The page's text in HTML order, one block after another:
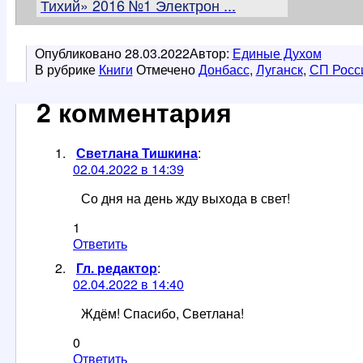
Тихий» 2016 №1 Электрон ...
Опубликовано28.03.2022Автор: Единые Духом
В рубрике Книги ОтмеченоДонбасс, Луганск, СП
2 комментария
Светлана Тишкина:
02.04.2022 в 14:39
Со дня на день жду выхода в свет!
1
Ответить
Гл. редактор:
02.04.2022 в 14:40
Ждём! Спасибо, Светлана!
0
Ответить